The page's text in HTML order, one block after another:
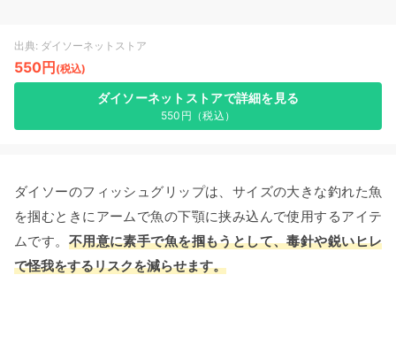
出典: ダイソーネットストア
550円 (税込)
ダイソーネットストアで詳細を見る
550円（税込）
ダイソーのフィッシュグリップは、サイズの大きな釣れた魚
を掴むときにアームで魚の下顎に挟み込んで使用するアイテ
ムです。 不用意に素手で魚を掴もうとして、毒針や鋭いヒレ
で怪我をするリスクを減らせます。